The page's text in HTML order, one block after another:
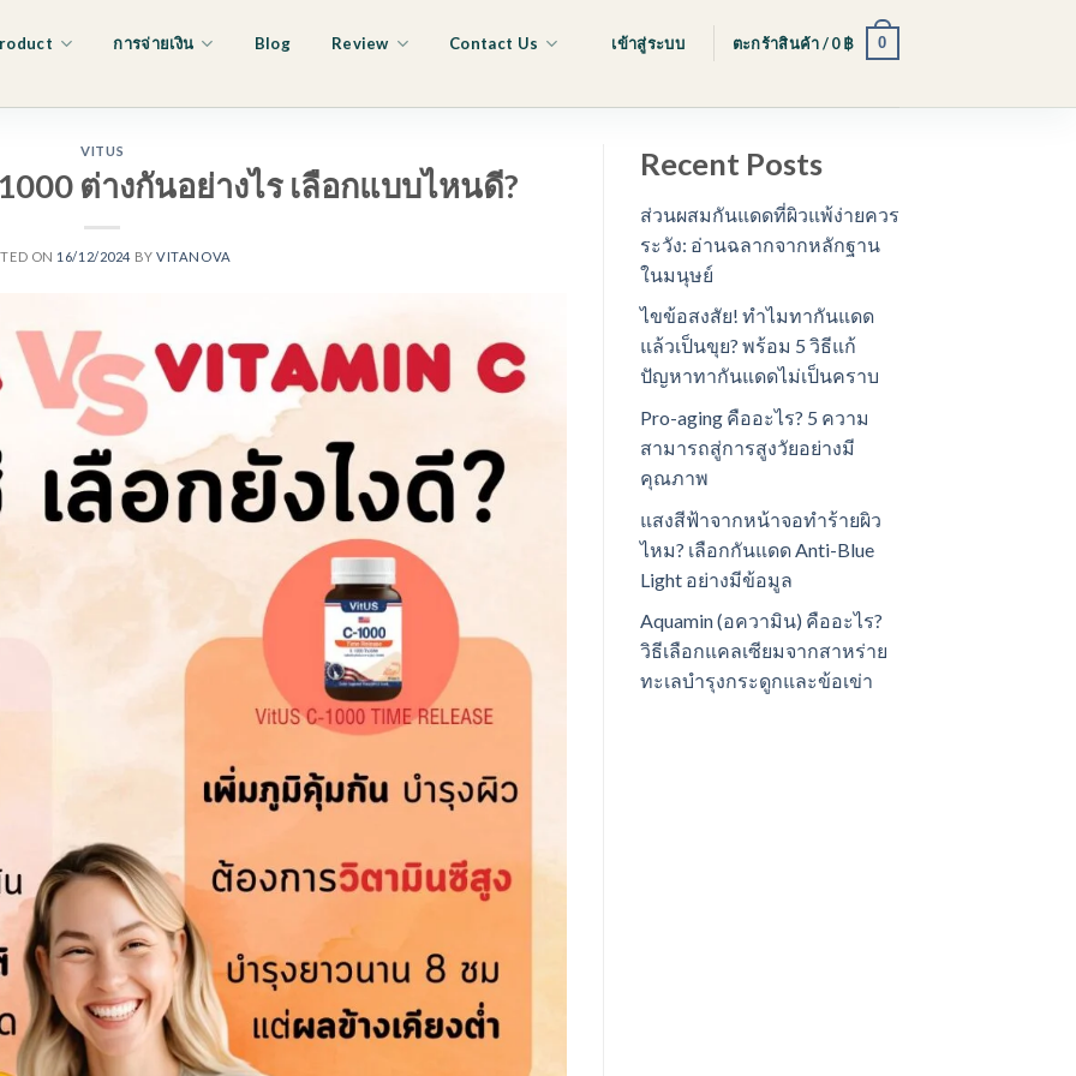
การจ่ายเงิน Blog Review Contact Us เข้าสู่ระบบ ตะกร้าสินค้า /0฿ 0
VITUS
ต่างกันอย่างไร เลือกแบบไหนดี?
ON 16/12/2024 BYVITANOVA
Recent Posts
ส่วนผสมกันแดดที่ผิวแพ้ง่ายควร
ระวัง: อ่านฉลากจากหลักฐาน
ในมนุษย์
ไขข้อสงสัย! ทำไมทากันแดด
แล้วเป็นขุย? พร้อม 5 วิธีแก้
ปัญหาทากันแดดไม่เป็นคราบ
Pro-aging คืออะไร? 5 ความ
สามารถสู่การสูงวัยอย่างมี
คุณภาพ
แสงสีฟ้าจากหน้าจอทำร้ายผิว
ไหม? เลือกกันแดด Anti-Blue
Light อย่างมีข้อมูล
Aquamin (อความิน) คืออะไร?
วิธีเลือกแคลเซียมจากสาหร่าย
ทะเลบำรุงกระดูกและข้อเข่า